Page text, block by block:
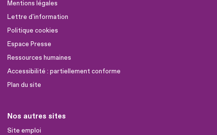
Mentions légales
Lettre d'information
Politique cookies
Espace Presse
Ressources humaines
Accessibilité : partiellement conforme
Plan du site
Nos autres sites
Site emploi